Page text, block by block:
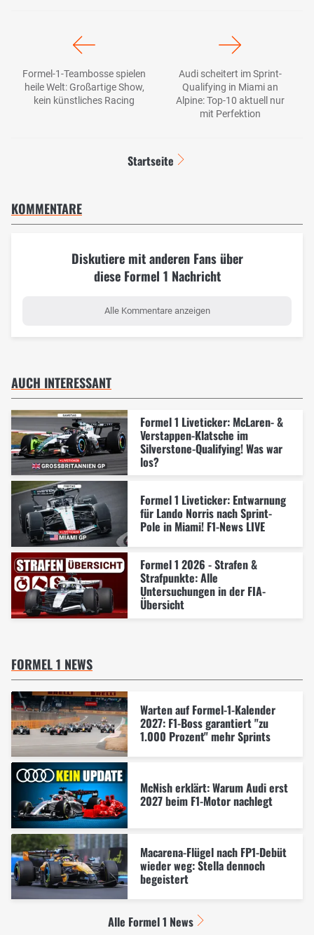
Formel-1-Teambosse spielen
heile Welt: Großartige Show,
kein künstliches Racing
Audi scheitert im Sprint-
Qualifying in Miami an
Alpine: Top-10 aktuell nur
mit Perfektion
Startseite
KOMMENTARE
Diskutiere mit anderen Fans über
diese Formel 1 Nachricht
Alle Kommentare anzeigen
AUCH INTERESSANT
Formel 1 Liveticker: McLaren- &
Verstappen-Klatsche im
Silverstone-Qualifying! Was war
los?
Formel 1 Liveticker: Entwarnung
für Lando Norris nach Sprint-
Pole in Miami! F1-News LIVE
Formel 1 2026 - Strafen &
Strafpunkte: Alle
Untersuchungen in der FIA-
Übersicht
FORMEL 1 NEWS
Warten auf Formel-1-Kalender
2027: F1-Boss garantiert "zu
1.000 Prozent" mehr Sprints
McNish erklärt: Warum Audi erst
2027 beim F1-Motor nachlegt
Macarena-Flügel nach FP1-Debüt
wieder weg: Stella dennoch
begeistert
Alle Formel 1 News